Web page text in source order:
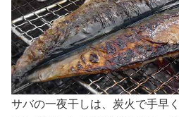
サバの一夜干しは、炭火で手早